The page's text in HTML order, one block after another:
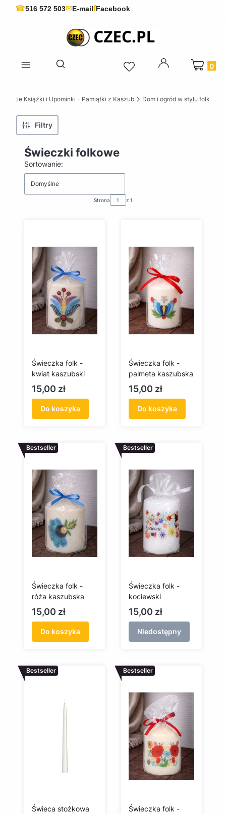
☎516 572 503✉E-mailfFacebook
Otwórz wyszukiwarkę
Produkty
Książki i Upominki - Pamiątki z Kaszub Dom i ogród w stylu folk
Filtry
Świeczki folkowe
Lista produktów
Sortowanie:
Domyślne
Strona z 1
Świeczka folk -
kwiat kaszubski
Cena
15,00 zł
Do koszyka
Świeczka folk -
palmeta kaszubska
Cena
15,00 zł
Do koszyka
Bestseller
Świeczka folk -
róża kaszubska
Cena
15,00 zł
Do koszyka
Bestseller
Świeczka folk -
kociewski
Cena
15,00 zł
Niedostępny
Bestseller
Świeca stożkowa
Bestseller
Świeczka folk -